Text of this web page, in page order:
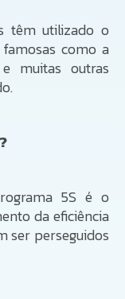
têm utilizado o
como a
muitas outras
5S é o
da eficiência
ser perseguidos